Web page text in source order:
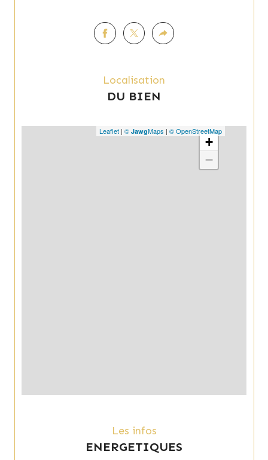
Localisation
DU BIEN
+
−
Leaflet | © JawgMaps | © OpenStreetMap
Les infos
ENERGETIQUES